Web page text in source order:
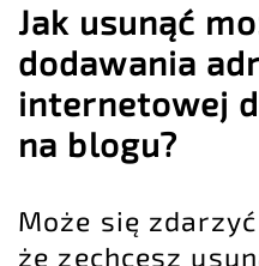
Jak usunąć
dodawania
internetowej
na blogu?
Może się
że zechcesz